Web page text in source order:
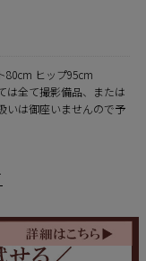
80cm ヒップ95cm
は全て撮影備品、または
いは御座いませんので予